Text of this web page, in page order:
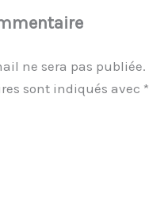
ne sera pas publiée.
sont indiqués avec *